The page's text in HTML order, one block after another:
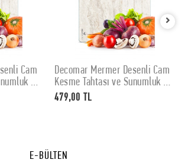
Cam
30
SEPETE EKLE
Decomar Mermer Desenli Cam
Kesme Tahtası ve Sunumluk 25
x 35 cm
479,00 TL
E-BÜLTEN